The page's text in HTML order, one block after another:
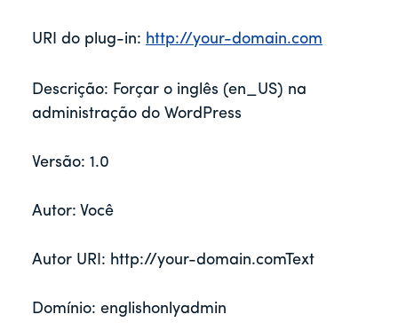
URI do plug-in: http://your-domain.com
Descrição: Forçar o inglês (en_US) na
administração do WordPress
Versão: 1.0
Autor: Você
Autor URI: http://your-domain.comText
Domínio: englishonlyadmin